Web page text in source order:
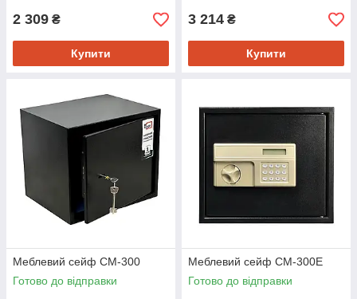
2 309 ₴
Купити
3 214 ₴
Купити
Меблевий сейф СМ-300
Готово до відправки
Меблевий сейф СМ-300Е
Готово до відправки